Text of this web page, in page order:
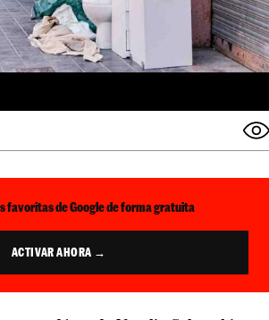
favoritas de Google de forma gratuita
ACTIVAR AHORA →